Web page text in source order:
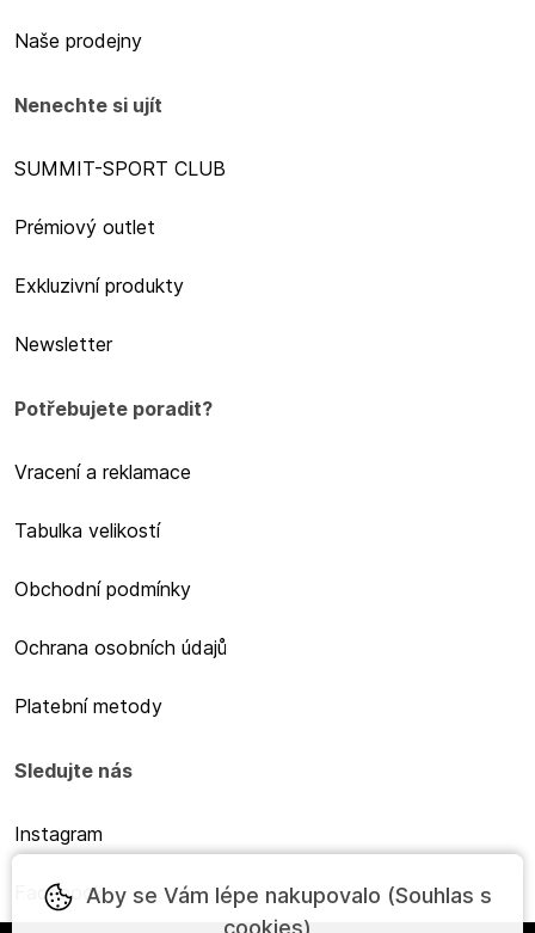
Naše prodejny
Nenechte si ujít
SUMMIT-SPORT CLUB
Prémiový outlet
Exkluzivní produkty
Newsletter
Potřebujete poradit?
Vracení a reklamace
Tabulka velikostí
Obchodní podmínky
Ochrana osobních údajů
Platební metody
Sledujte nás
Instagram
FacebookAby se Vám lépe nakupovalo (Souhlas s
cookies)